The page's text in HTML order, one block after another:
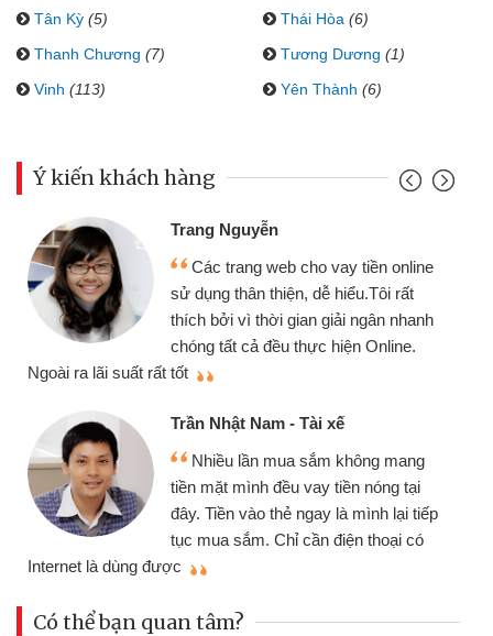
Tân Kỳ (5) Thái Hòa (6)
Thanh Chương (7) Tương Dương (1)
Vinh (113) Yên Thành (6)
Ý kiến khách hàng
Trang Nguyễn
Các trang web cho vay tiền online
sử dụng thân thiện, dễ hiểu.Tôi rất
thích bởi vì thời gian giải ngân nhanh
chóng tất cả đều thực hiện Online.
Ngoài ra lãi suất rất tốt
Trần Nhật Nam - Tài xế
Nhiều lần mua sắm không mang
tiền mặt mình đều vay tiền nóng tại
đây. Tiền vào thẻ ngay là mình lại tiếp
tục mua sắm. Chỉ cần điện thoại có
Internet là dùng được
Có thể bạn quan tâm?